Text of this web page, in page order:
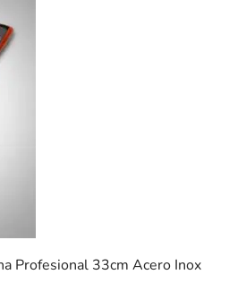
Profesional 33cm Acero Inox